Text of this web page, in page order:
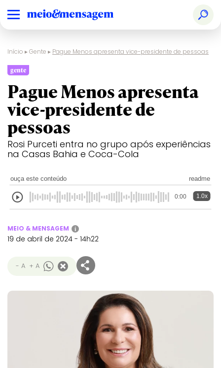
Início ▸Gente ▸ Pague Menos apresenta vice-presidente de pessoas
gente
Pague Menos apresenta
vice-presidente de
pessoas
Rosi Purceti entra no grupo após experiências
na Casas Bahia e Coca-Cola
ouça este conteúdo readme
0:00 1.0x
MEIO & MENSAGEM i
19 de abril de 2024 - 14h22
- A + A